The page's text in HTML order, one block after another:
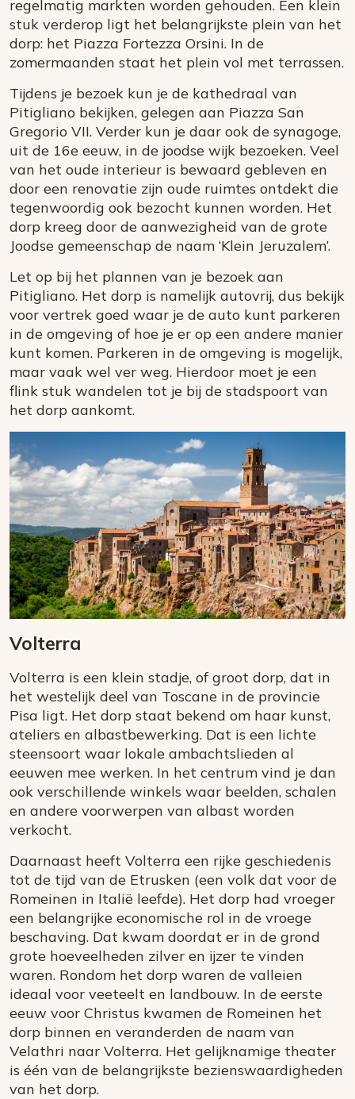
regelmatig markten worden gehouden. Een klein
stuk verderop ligt het belangrijkste plein van het
dorp: het Piazza Fortezza Orsini. In de
zomermaanden staat het plein vol met terrassen.
Tijdens je bezoek kun je de kathedraal van
Pitigliano bekijken, gelegen aan Piazza San
Gregorio VII. Verder kun je daar ook de synagoge,
uit de 16e eeuw, in de joodse wijk bezoeken. Veel
van het oude interieur is bewaard gebleven en
door een renovatie zijn oude ruimtes ontdekt die
tegenwoordig ook bezocht kunnen worden. Het
dorp kreeg door de aanwezigheid van de grote
Joodse gemeenschap de naam ‘Klein Jeruzalem’.
Let op bij het plannen van je bezoek aan
Pitigliano. Het dorp is namelijk autovrij, dus bekijk
voor vertrek goed waar je de auto kunt parkeren
in de omgeving of hoe je er op een andere manier
kunt komen. Parkeren in de omgeving is mogelijk,
maar vaak wel ver weg. Hierdoor moet je een
flink stuk wandelen tot je bij de stadspoort van
het dorp aankomt.
Volterra
Volterra is een klein stadje, of groot dorp, dat in
het westelijk deel van Toscane in de provincie
Pisa ligt. Het dorp staat bekend om haar kunst,
ateliers en albastbewerking. Dat is een lichte
steensoort waar lokale ambachtslieden al
eeuwen mee werken. In het centrum vind je dan
ook verschillende winkels waar beelden, schalen
en andere voorwerpen van albast worden
verkocht.
Daarnaast heeft Volterra een rijke geschiedenis
tot de tijd van de Etrusken (een volk dat voor de
Romeinen in Italië leefde). Het dorp had vroeger
een belangrijke economische rol in de vroege
beschaving. Dat kwam doordat er in de grond
grote hoeveelheden zilver en ijzer te vinden
waren. Rondom het dorp waren de valleien
ideaal voor veeteelt en landbouw. In de eerste
eeuw voor Christus kwamen de Romeinen het
dorp binnen en veranderden de naam van
Velathri naar Volterra. Het gelijknamige theater
is één van de belangrijkste bezienswaardigheden
van het dorp.